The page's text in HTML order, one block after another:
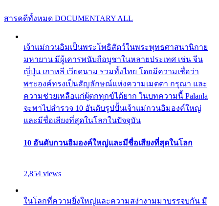
สารคดีทั้งหมด DOCUMENTARY ALL
เจ้าแม่กวนอิมเป็นพระโพธิสัตว์ในพระพุทธศาสนานิกาย
มหายาน มีผู้เคารพนับถือบูชาในหลายประเทศ เช่น จีน
ญี่ปุ่น เกาหลี เวียดนาม รวมทั้งไทย โดยมีความเชื่อว่า
พระองค์ทรงเป็นสัญลักษณ์แห่งความเมตตา กรุณา และ
ความช่วยเหลือแก่ผู้ตกทุกข์ได้ยาก ในบทความนี้ Palanla
จะพาไปสำรวจ 10 อันดับรูปปั้นเจ้าแม่กวนอิมองค์ใหญ่
และมีชื่อเสียงที่สุดในโลกในปัจจุบัน
10 อันดับกวนอิมองค์ใหญ่และมีชื่อเสียงที่สุดในโลก
2,854 views
ในโลกที่ความยิ่งใหญ่และความสง่างามมาบรรจบกัน มี